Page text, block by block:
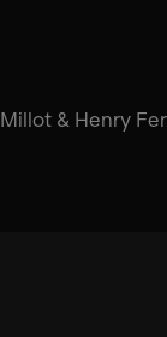
Millot & Henry